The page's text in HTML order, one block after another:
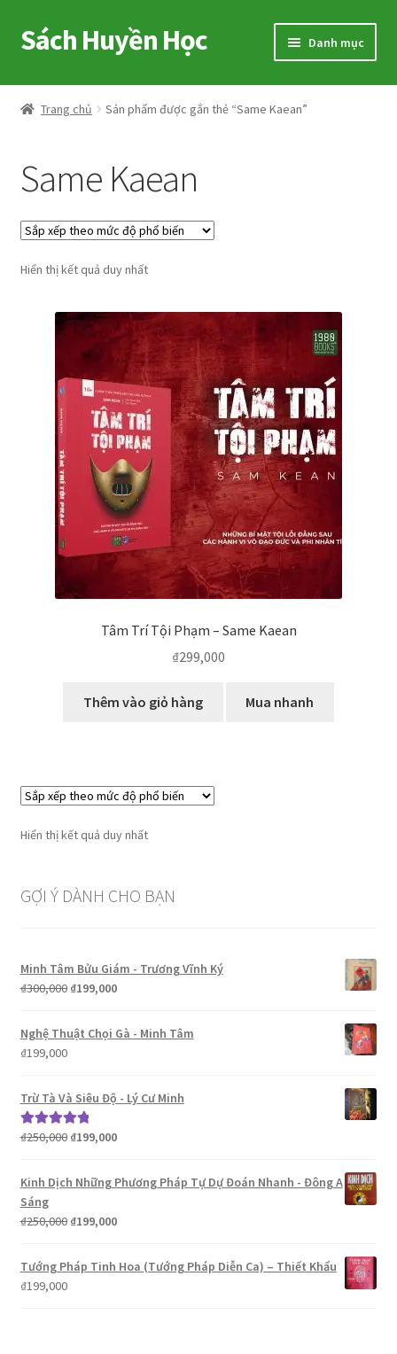
Đi
đến
hướng
Chuyển
đến
dung
Sách Huyền Học Danh mục
Home
Shop
Voucher
Hướng Dẫn
My account
Trang chủ Sản phẩm được gắn thẻ “Same Kaean”
Same Kaean
Hiển thị kết quả duy nhất
Tâm Trí Tội Phạm – Same Kaean
₫299,000
Thêm vào giỏ hàng Mua nhanh
Hiển thị kết quả duy nhất
GỢI Ý DÀNH CHO BẠN
Minh Tâm Bửu Giám - Trương Vĩnh Ký
₫300,000 Giá
là:
₫300,000.
₫199,000Giá
tại
Nghệ Thuật Chọi Gà - Minh Tâm
₫199,000
Trừ Tà Và Siêu Độ - Lý Cư Minh
Được xếp
₫250,000 Giá
là:
₫199,000Giá
tại
₫199,000.
Kinh Dịch Những Phương Pháp Tự Dự Đoán Nhanh - Đông A
Sáng
₫250,000 Giá
là:
₫199,000Giá
tại
Tướng Pháp Tinh Hoa (Tướng Pháp Diễn Ca) – Thiết Khẩu
₫199,000